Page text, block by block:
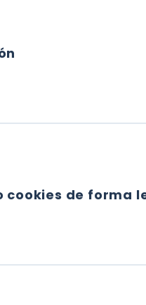
cookies de forma
COOKIES DE FORMA